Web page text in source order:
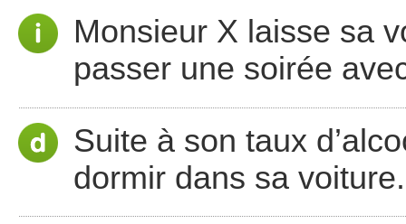
Monsieur X laisse sa
passer une soirée
Suite à son taux
dormir dans sa voiture.